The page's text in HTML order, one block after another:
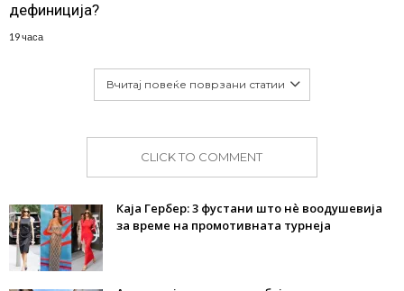
дефиниција?
19 часа
Вчитај повеќе поврзани статии
CLICK TO COMMENT
Каја Гербер: 3 фустани што нè воодушевија
за време на промотивната турнеја